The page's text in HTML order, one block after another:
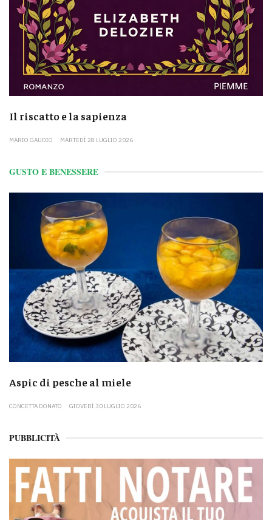
Il riscatto e la sapienza
MARIO GAUDIO MARTEDÌ 28 LUGLIO 2026
GUSTO E BENESSERE
Aspic di pesche al miele
CONCETTA DONATO GIOVEDÌ 30 LUGLIO 2026
PUBBLICITÀ